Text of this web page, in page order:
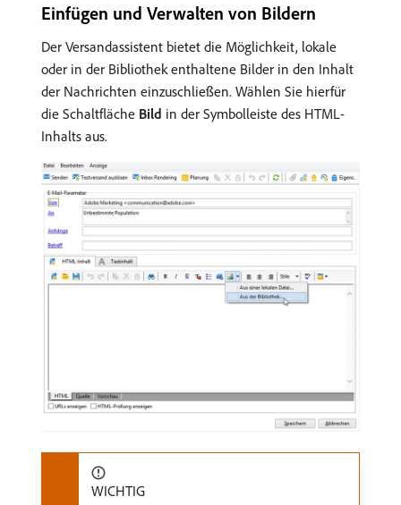
Einfügen und Verwalten von Bildern
Der Versandassistent bietet die Möglichkeit, lokale
oder in der Bibliothek enthaltene Bilder in den Inhalt
der Nachrichten einzuschließen. Wählen Sie hierfür
die Schaltfläche Bild in der Symbolleiste des HTML-
Inhalts aus.
WICHTIG